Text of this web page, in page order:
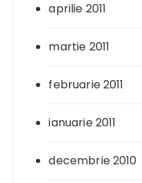
aprilie 2011
martie 2011
februarie 2011
ianuarie 2011
decembrie 2010